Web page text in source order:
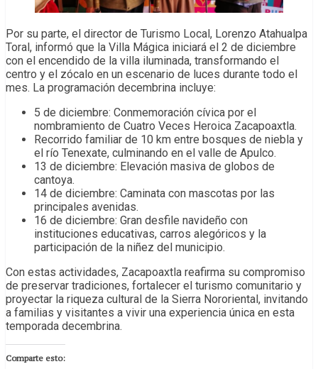
Por su parte, el director de Turismo Local, Lorenzo Atahualpa
Toral, informó que la Villa Mágica iniciará el 2 de diciembre
con el encendido de la villa iluminada, transformando el
centro y el zócalo en un escenario de luces durante todo el
mes. La programación decembrina incluye:
5 de diciembre: Conmemoración cívica por el
nombramiento de Cuatro Veces Heroica Zacapoaxtla.
Recorrido familiar de 10 km entre bosques de niebla y
el río Tenexate, culminando en el valle de Apulco.
13 de diciembre: Elevación masiva de globos de
cantoya.
14 de diciembre: Caminata con mascotas por las
principales avenidas.
16 de diciembre: Gran desfile navideño con
instituciones educativas, carros alegóricos y la
participación de la niñez del municipio.
Con estas actividades, Zacapoaxtla reafirma su compromiso
de preservar tradiciones, fortalecer el turismo comunitario y
proyectar la riqueza cultural de la Sierra Nororiental, invitando
a familias y visitantes a vivir una experiencia única en esta
temporada decembrina.
Comparte esto: